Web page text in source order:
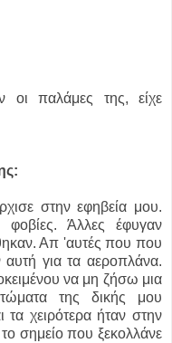
οι παλάμες της, είχε
στην εφηβεία μου.
φοβίες. Άλλες έφυγαν
Απ 'αυτές που που
αυτή για τα αεροπλάνα.
να μη ζήσω μια
της δικής μου
τα χειρότερα ήταν στην
σημείο που ξεκολλάνε